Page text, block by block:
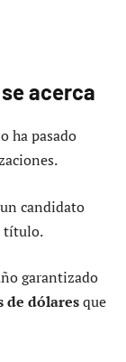
acerca
ha pasado
candidato
título.
garantizado
de dólaresque